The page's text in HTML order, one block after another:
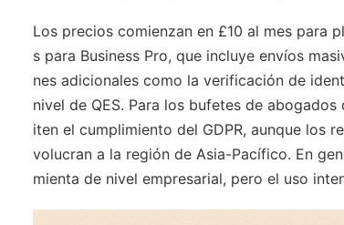
Los precios comienzan en £10 al mes para
s para Business Pro, que incluye envíos
nes adicionales como la verificación de
nivel de QES. Para los bufetes de
iten el cumplimiento del GDPR, aunque los
volucran a la región de Asia-Pacífico. En
mienta de nivel empresarial, pero el uso